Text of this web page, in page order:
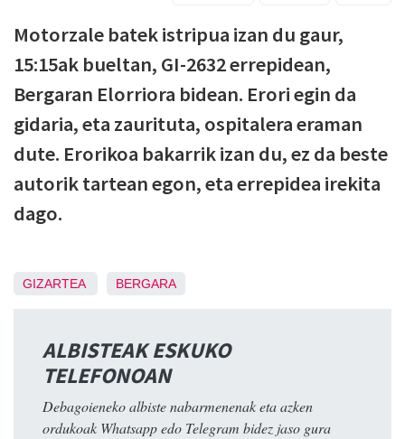
Motorzale batek istripua izan du gaur,
15:15ak bueltan, GI-2632 errepidean,
Bergaran Elorriora bidean. Erori egin da
gidaria, eta zaurituta, ospitalera eraman
dute. Erorikoa bakarrik izan du, ez da beste
autorik tartean egon, eta errepidea irekita
dago.
GIZARTEA BERGARA
ALBISTEAK ESKUKO
TELEFONOAN
Debagoieneko albiste nabarmenenak eta azken
ordukoak Whatsapp edo Telegram bidez jaso gura